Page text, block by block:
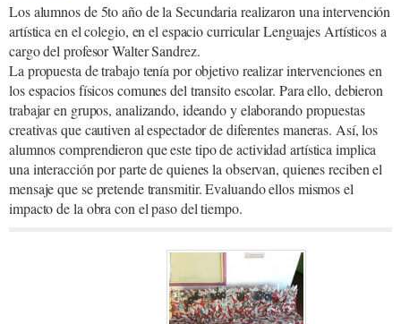
Los alumnos de 5to año de la Secundaria realizaron una intervención
artística en el colegio, en el espacio curricular Lenguajes Artísticos a
cargo del profesor Walter Sandrez.
La propuesta de trabajo tenía por objetivo realizar intervenciones en
los espacios físicos comunes del transito escolar. Para ello, debieron
trabajar en grupos, analizando, ideando y elaborando propuestas
creativas que cautiven al espectador de diferentes maneras. Así, los
alumnos comprendieron que este tipo de actividad artística implica
una interacción por parte de quienes la observan, quienes reciben el
mensaje que se pretende transmitir. Evaluando ellos mismos el
impacto de la obra con el paso del tiempo.